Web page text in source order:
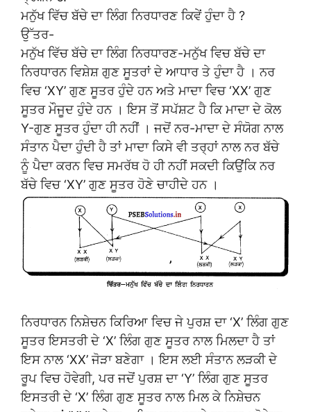
ਮਨੁੱਖ ਵਿੱਚ ਬੱਚੇ ਦਾ ਲਿੰਗ ਨਿਰਧਾਰਣ ਕਿਵੇਂ ਹੁੰਦਾ ਹੈ ?
ਉੱਤਰ-
ਮਨੁੱਖ ਵਿੱਚ ਬੱਚੇ ਦਾ ਲਿੰਗ ਨਿਰਧਾਰਣ-ਮਨੁੱਖ ਵਿਚ ਬੱਚੇ ਦਾ
ਨਿਰਧਾਰਨ ਵਿਸ਼ੇਸ਼ ਗੁਣ ਸੂਤਰਾਂ ਦੇ ਆਧਾਰ ਤੇ ਹੁੰਦਾ ਹੈ । ਨਰ
ਵਿਚ ‘XY’ ਗੁਣ ਸੂਤਰ ਹੁੰਦੇ ਹਨ ਅਤੇ ਮਾਦਾ ਵਿਚ ‘XX’ ਗੁਣ
ਸੂਤਰ ਮੌਜੂਦ ਹੁੰਦੇ ਹਨ । ਇਸ ਤੋਂ ਸਪੱਸ਼ਟ ਹੈ ਕਿ ਮਾਦਾ ਦੇ ਕੋਲ
Y-ਗੁਣ ਸੂਤਰ ਹੁੰਦਾ ਹੀ ਨਹੀਂ । ਜਦੋਂ ਨਰ-ਮਾਦਾ ਦੇ ਸੰਯੋਗ ਨਾਲ
ਸੰਤਾਨ ਪੈਦਾ ਹੁੰਦੀ ਹੈ ਤਾਂ ਮਾਦਾ ਕਿਸੇ ਵੀ ਤਰ੍ਹਾਂ ਨਾਲ ਨਰ ਬੱਚੇ
ਨੂੰ ਪੈਦਾ ਕਰਨ ਵਿਚ ਸਮਰੱਥ ਹੋ ਹੀ ਨਹੀਂ ਸਕਦੀ ਕਿਉਂਕਿ ਨਰ
ਬੱਚੇ ਵਿਚ ‘XY’ ਗੁਣ ਸੂਤਰ ਹੋਣੇ ਚਾਹੀਦੇ ਹਨ ।
ਨਿਰਧਾਰਨ ਨਿਸ਼ੇਚਨ ਕਿਰਿਆ ਵਿਚ ਜੇ ਪੁਰਸ਼ ਦਾ ‘X’ ਲਿੰਗ ਗੁਣ
ਸੂਤਰ ਇਸਤਰੀ ਦੇ ‘X’ ਲਿੰਗ ਗੁਣ ਸੂਤਰ ਨਾਲ ਮਿਲਦਾ ਹੈ ਤਾਂ
ਇਸ ਨਾਲ ‘XX’ ਜੋੜਾ ਬਣੇਗਾ । ਇਸ ਲਈ ਸੰਤਾਨ ਲੜਕੀ ਦੇ
ਰੂਪ ਵਿਚ ਹੋਵੇਗੀ, ਪਰ ਜਦੋਂ ਪੁਰਸ਼ ਦਾ ‘Y’ ਲਿੰਗ ਗੁਣ ਸੂਤਰ
ਇਸਤਰੀ ਦੇ ‘X’ ਲਿੰਗ ਗੁਣ ਸੂਤਰ ਨਾਲ ਮਿਲ ਕੇ ਨਿਸ਼ੇਚਨ